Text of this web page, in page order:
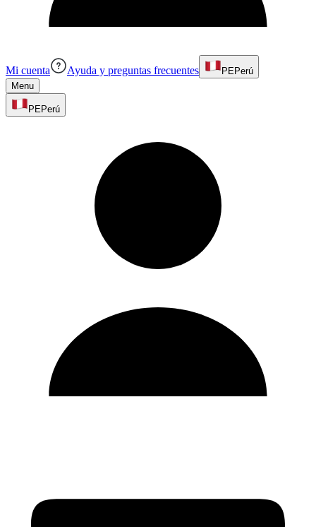
Mi cuenta Ayuda y preguntas frecuentes PEPerú
Menu
PEPerú